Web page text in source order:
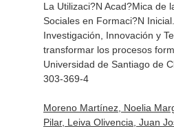
La Utilizaci?N Acad?Mica de
Sociales en Formaci?N
Investigación, Innovación y
transformar los procesos
Universidad de Santiago de
303-369-4
Moreno Martínez, Noelia
Pilar, Leiva Olivencia, Juan